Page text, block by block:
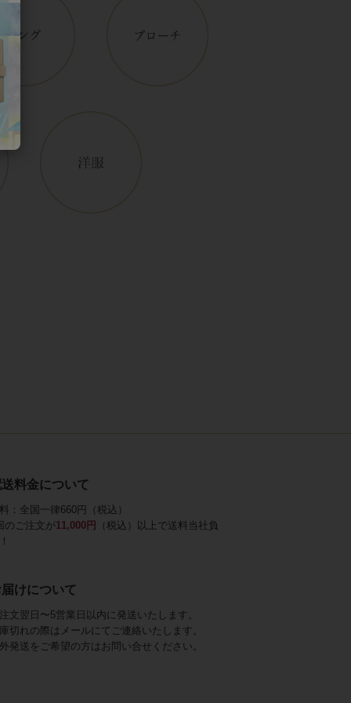
料金について
：全国一律660円（税込）
のご注文が11,000円
（税込）以上で送料当社負
けについて
文翌日〜5営業日以内に発送いたします。
切れの際はメールにてご連絡いたします。
発送をご希望の方はお問い合せください。